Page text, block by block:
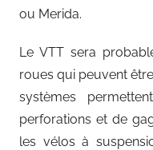
ou Merida.
Le VTT sera
roues qui peuvent
systèmes
perforations et de
les vélos à